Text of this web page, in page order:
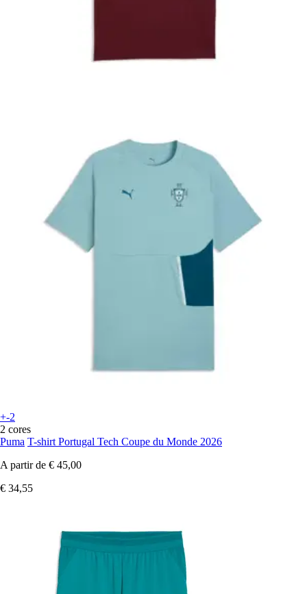
+-2
2 cores
Puma T-shirt Portugal Tech Coupe du Monde 2026
A partir de € 45,00
€ 34,55